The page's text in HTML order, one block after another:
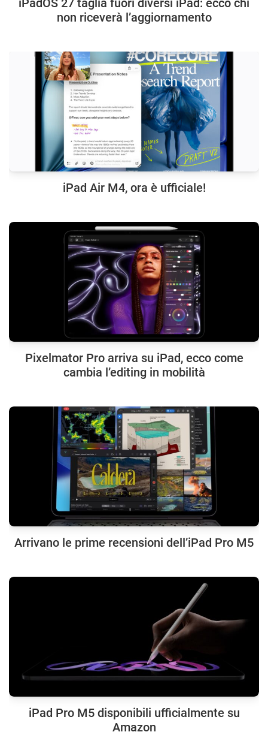
iPadOS 27 taglia fuori diversi iPad: ecco chi
non riceverà l’aggiornamento
iPad Air M4, ora è ufficiale!
Pixelmator Pro arriva su iPad, ecco come
cambia l’editing in mobilità
Arrivano le prime recensioni dell’iPad Pro M5
iPad Pro M5 disponibili ufficialmente su
Amazon